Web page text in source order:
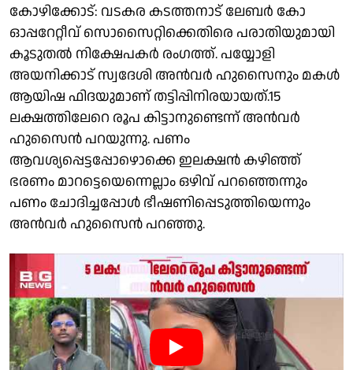
കോഴിക്കോട്: വടകര കടത്തനാട് ലേബർ കോ
ഓപ്പറേറ്റീവ് സൊസൈറ്റിക്കെതിരെ പരാതിയുമായി
കൂടുതൽ നിക്ഷേപകർ രംഗത്ത്. പയ്യോളി
അയനിക്കാട് സ്വദേശി അൻവർ ഹുസൈനും മകൾ
ആയിഷ ഫിദയുമാണ് തട്ടിപ്പിനിരയായത്.15
ലക്ഷത്തിലേറെ രൂപ കിട്ടാനുണ്ടെന്ന് അൻവർ
ഹുസൈൻ പറയുന്നു. പണം
ആവശ്യപ്പെട്ടപ്പോഴൊക്കെ ഇലക്ഷൻ കഴിഞ്ഞ്
ഭരണം മാറട്ടെയെന്നെല്ലാം ഒഴിവ് പറഞ്ഞെന്നും
പണം ചോദിച്ചപ്പോൾ ഭീഷണിപ്പെടുത്തിയെന്നും
അൻവർ ഹുസൈൻ പറഞ്ഞു.